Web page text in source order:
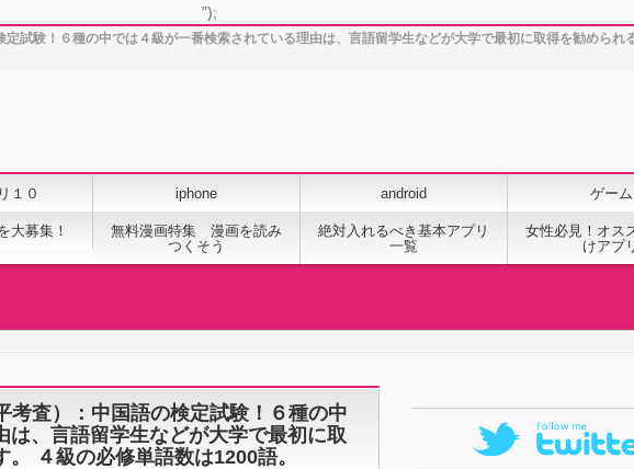
");
試験！６種の中では４級が一番検索されている理由は、言語留学生などが大学で最初に取得を勧められ
１０ iphone android ゲーム
大募集！
無料漫画特集 漫画を読み
つくそう
絶対入れるべき基本アプリ
一覧
女性必見！オス
けアプ
査）：中国語の検定試験！６種の中
、言語留学生などが大学で最初に取
４級の必修単語数は1200語。